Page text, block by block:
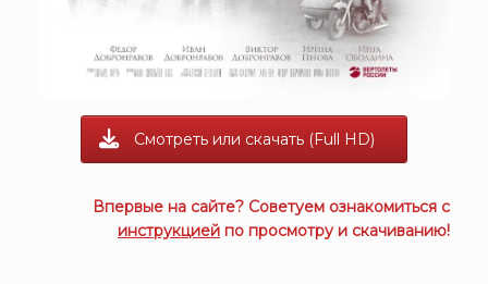
Смотреть или скачать (Full HD)
Впервые на сайте? Советуем ознакомиться с
инструкцией по просмотру и скачиванию!